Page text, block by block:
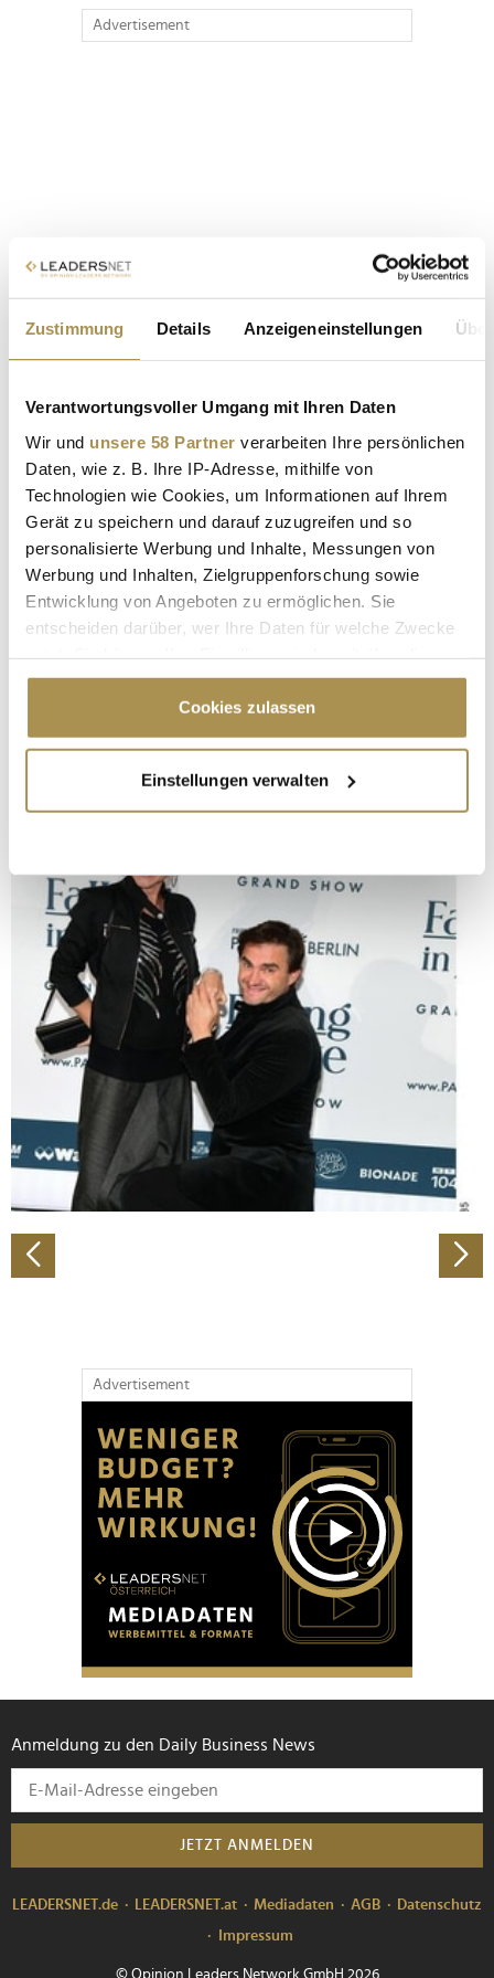
Zustimmung Details Anzeigeneinstellungen
Verantwortungsvoller Umgang mit Ihren Daten
Wir und unsere 58 Partner verarbeiten Ihre persönlichen
Daten, wie z. B. Ihre IP-Adresse, mithilfe von
Technologien wie Cookies, um Informationen auf Ihrem
Gerät zu speichern und darauf zuzugreifen und so
personalisierte Werbung und Inhalte, Messungen von
Werbung und Inhalten, Zielgruppenforschung sowie
Entwicklung von Angeboten zu ermöglichen. Sie
entscheiden darüber, wer Ihre Daten für welche Zwecke
Cookie-Erklärung oder durch Klicken auf das Privacy
Trigger Symbol ändern oder widerrufen
Informationen über Ihre geografische Lage
erfassen, welche bis auf einige Meter genau sein
bestimmten Merkmalen (Fingerprinting) identifizieren
Erfahren Sie mehr darüber, wie Ihre persönlichen Daten
verarbeitet werden, und legen Sie Ihre Präferenzen im
Abschnitt Einzelheitenfest.
Wir verwenden Cookies, um Inhalte und Anzeigen zu
personalisieren, Funktionen für soziale Medien anbieten
zu können und die Zugriffe auf unsere Website zu
analysieren. Außerdem geben wir Informationen zu Ihrer
Verwendung unserer Website an unsere Partner für
soziale Medien, Werbung und Analysen weiter. Unsere
Partner führen diese Informationen möglicherweise mit
haben oder die sie im Rahmen Ihrer Nutzung der Dienste
gesammelt haben.
Cookies zulassen
Einstellungen verwalten
Advertisement
Advertisement
Anmeldung zu den Daily Business News
JETZT ANMELDEN
LEADERSNET.de LEADERSNET.at Mediadaten AGB
Datenschutz
Impressum